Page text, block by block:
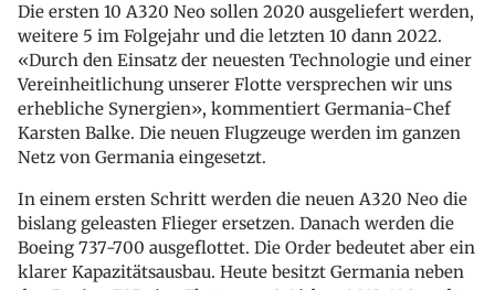
Die ersten 10 A320 Neo sollen 2020 ausgeliefert werden,
weitere 5 im Folgejahr und die letzten 10 dann 2022.
«Durch den Einsatz der neuesten Technologie und einer
Vereinheitlichung unserer Flotte versprechen wir uns
erhebliche Synergien», kommentiert Germania-Chef
Karsten Balke. Die neuen Flugzeuge werden im ganzen
Netz von Germania eingesetzt.
In einem ersten Schritt werden die neuen A320 Neo die
bislang geleasten Flieger ersetzen. Danach werden die
Boeing 737-700 ausgeflottet. Die Order bedeutet aber ein
klarer Kapazitätsausbau. Heute besitzt Germania neben